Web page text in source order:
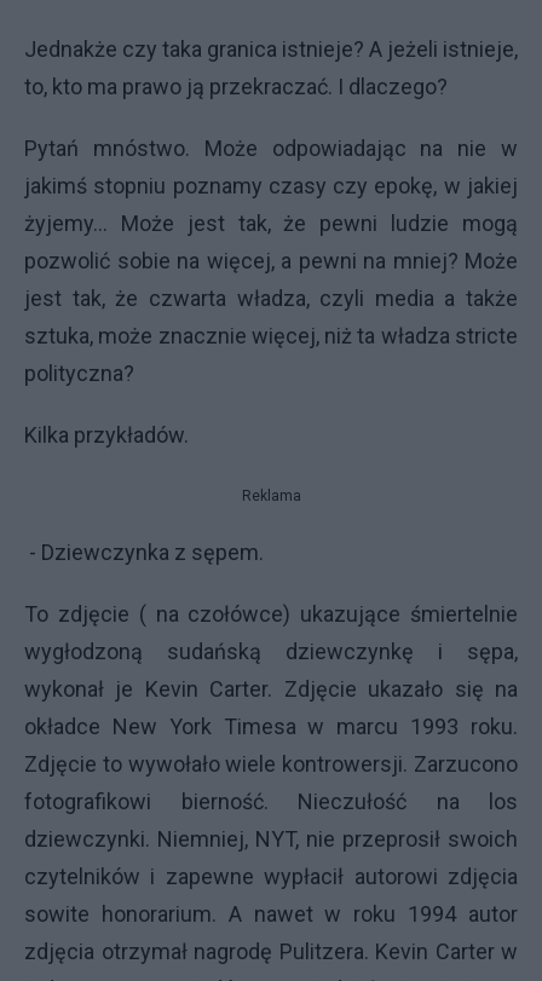
Jednakże czy taka granica istnieje? A jeżeli istnieje,
to, kto ma prawo ją przekraczać. I dlaczego?
Pytań mnóstwo. Może odpowiadając na nie w
jakimś stopniu poznamy czasy czy epokę, w jakiej
żyjemy... Może jest tak, że pewni ludzie mogą
pozwolić sobie na więcej, a pewni na mniej? Może
jest tak, że czwarta władza, czyli media a także
sztuka, może znacznie więcej, niż ta władza stricte
polityczna?
Kilka przykładów.
Reklama
- Dziewczynka z sępem.
To zdjęcie ( na czołówce) ukazujące śmiertelnie
wygłodzoną sudańską dziewczynkę i sępa,
wykonał je Kevin Carter. Zdjęcie ukazało się na
okładce New York Timesa w marcu 1993 roku.
Zdjęcie to wywołało wiele kontrowersji. Zarzucono
fotografikowi bierność. Nieczułość na los
dziewczynki. Niemniej, NYT, nie przeprosił swoich
czytelników i zapewne wypłacił autorowi zdjęcia
sowite honorarium. A nawet w roku 1994 autor
zdjęcia otrzymał nagrodę Pulitzera. Kevin Carter w